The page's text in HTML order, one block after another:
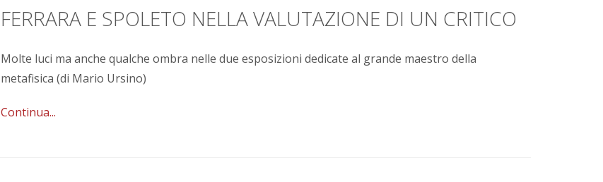
FERRARA E SPOLETO NELLA VALUTAZIONE DI UN CRITICO
Molte luci ma anche qualche ombra nelle due esposizioni dedicate al grande maestro della
metafisica (di Mario Ursino)
Continua...